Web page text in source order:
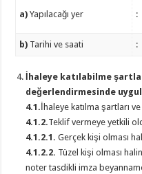
a) Yapılacağı yer :
b) Tarihi ve saati :
İhaleye katılabilme
değerlendirmesinde
4.1. İhaleye katılma şartları
4.1.2.Teklif vermeye yetkili
4.1.2.1. Gerçek kişi olması
4.1.2.2. Tüzel kişi olması
noter tasdikli imza